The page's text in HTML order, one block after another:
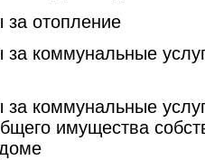
за отопление
за коммунальные
коммунальные
имущества